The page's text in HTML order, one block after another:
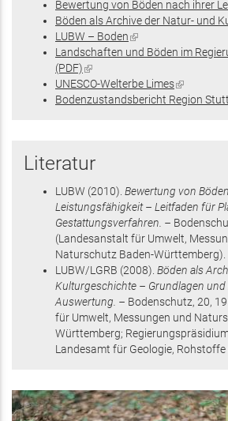
Bewertung von Böden nach ihrer
Böden als Archive der Natur- und
LUBW – Boden(Link
ist
Landschaften und Böden im
(PDF)(Link
ist
extern)
UNESCO-Welterbe Limes(Link
ist
Bodenzustandsbericht Region
Literatur
LUBW (2010). Bewertung von
Leistungsfähigkeit – Leitfaden für
Gestattungsverfahren. –
(Landesanstalt für Umwelt,
Naturschutz Baden-Württemberg).
LUBW/LGRB (2008). Böden als
Kulturgeschichte – Grundlagen
Auswertung. – Bodenschutz, 20,
für Umwelt, Messungen und
Württemberg;
Landesamt für Geologie,